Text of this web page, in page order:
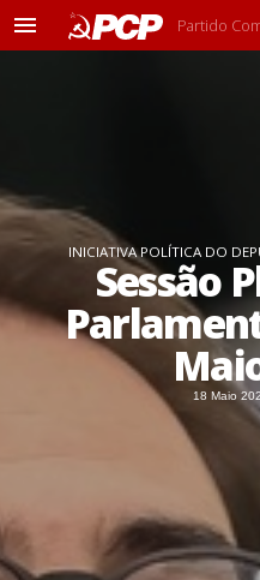
M
Partido
INICIATIVA POLÍTICA DO
Sessão
18 Maio